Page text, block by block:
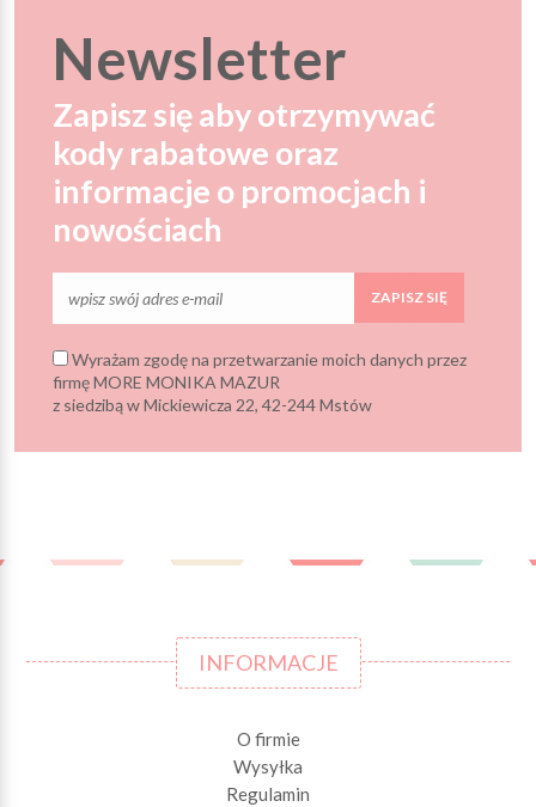
Newsletter
Zapisz się aby otrzymywać
kody rabatowe oraz
informacje o promocjach i
nowościach
ZAPISZ SIĘ
Wyrażam zgodę na przetwarzanie moich danych przez
firmę MORE MONIKA MAZUR
z siedzibą w Mickiewicza 22, 42-244 Mstów
INFORMACJE
O firmie
Wysyłka
Regulamin